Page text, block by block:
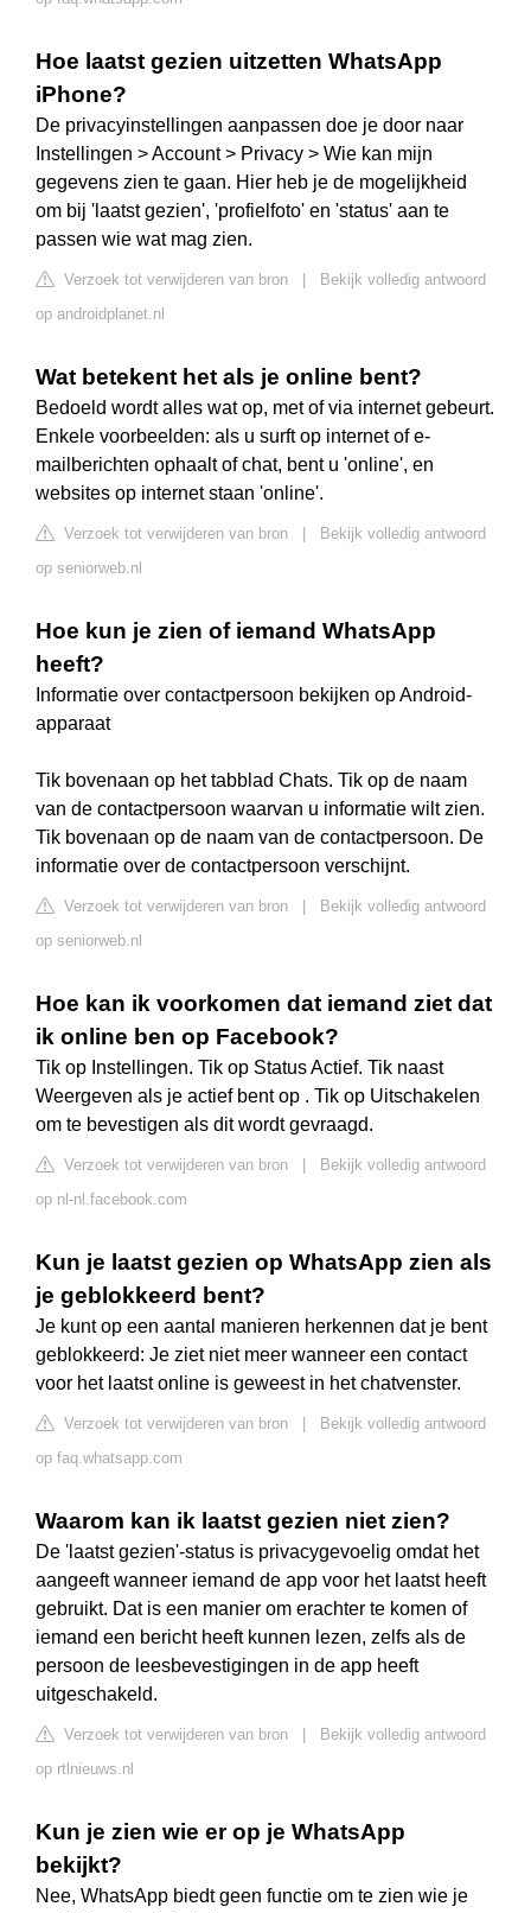
Hoe laatst gezien uitzetten WhatsApp
iPhone?
De privacyinstellingen aanpassen doe je door naar
Instellingen > Account > Privacy > Wie kan mijn
gegevens zien te gaan. Hier heb je de mogelijkheid
om bij 'laatst gezien', 'profielfoto' en 'status' aan te
passen wie wat mag zien.
Verzoek tot verwijderen van bron
Bekijk volledig antwoord
op androidplanet.nl
Wat betekent het als je online bent?
Bedoeld wordt alles wat op, met of via internet gebeurt.
Enkele voorbeelden: als u surft op internet of e-
mailberichten ophaalt of chat, bent u 'online', en
websites op internet staan 'online'.
Verzoek tot verwijderen van bron
Bekijk volledig antwoord
op seniorweb.nl
Hoe kun je zien of iemand WhatsApp
heeft?
Informatie over contactpersoon bekijken op Android-
apparaat
Tik bovenaan op het tabblad Chats. Tik op de naam
van de contactpersoon waarvan u informatie wilt zien.
Tik bovenaan op de naam van de contactpersoon. De
informatie over de contactpersoon verschijnt.
Verzoek tot verwijderen van bron
Bekijk volledig antwoord
op seniorweb.nl
Hoe kan ik voorkomen dat iemand ziet dat
ik online ben op Facebook?
Tik op Instellingen. Tik op Status Actief. Tik naast
Weergeven als je actief bent op . Tik op Uitschakelen
om te bevestigen als dit wordt gevraagd.
Verzoek tot verwijderen van bron
Bekijk volledig antwoord
op nl-nl.facebook.com
Kun je laatst gezien op WhatsApp zien als
je geblokkeerd bent?
Je kunt op een aantal manieren herkennen dat je bent
geblokkeerd: Je ziet niet meer wanneer een contact
voor het laatst online is geweest in het chatvenster.
Verzoek tot verwijderen van bron
Bekijk volledig antwoord
op faq.whatsapp.com
Waarom kan ik laatst gezien niet zien?
De 'laatst gezien'-status is privacygevoelig omdat het
aangeeft wanneer iemand de app voor het laatst heeft
gebruikt. Dat is een manier om erachter te komen of
iemand een bericht heeft kunnen lezen, zelfs als de
persoon de leesbevestigingen in de app heeft
uitgeschakeld.
Verzoek tot verwijderen van bron
Bekijk volledig antwoord
op rtlnieuws.nl
Kun je zien wie er op je WhatsApp
bekijkt?
Nee, WhatsApp biedt geen functie om te zien wie je